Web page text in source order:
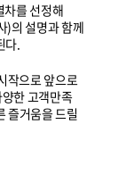
차를 선정해
)의 설명과 함께
다.
작으로 앞으로
한 고객만족
즐거움을 드릴